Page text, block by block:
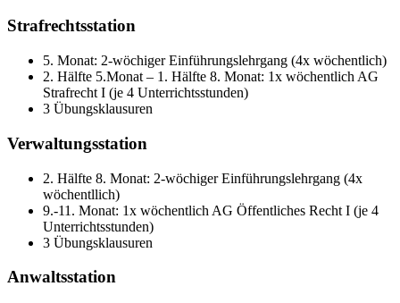
Strafrechtsstation
5. Monat: 2-wöchiger Einführungslehrgang (4x wöchentlich)
2. Hälfte 5.Monat – 1. Hälfte 8. Monat: 1x wöchentlich AG
Strafrecht I (je 4 Unterrichtsstunden)
3 Übungsklausuren
Verwaltungsstation
2. Hälfte 8. Monat: 2-wöchiger Einführungslehrgang (4x
wöchentllich)
9.-11. Monat: 1x wöchentlich AG Öffentliches Recht I (je 4
Unterrichtsstunden)
3 Übungsklausuren
Anwaltsstation